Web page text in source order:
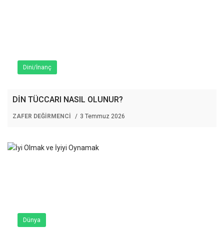
Dini/İnanç
DİN TÜCCARI NASIL OLUNUR?
ZAFER DEĞİRMENCİ 3 Temmuz 2026
Dünya